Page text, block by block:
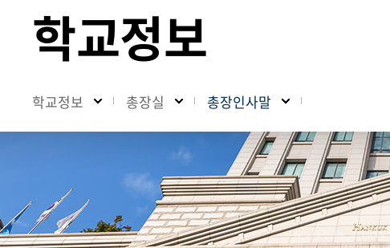
학교정보
학교정보 총장실 총장인사말